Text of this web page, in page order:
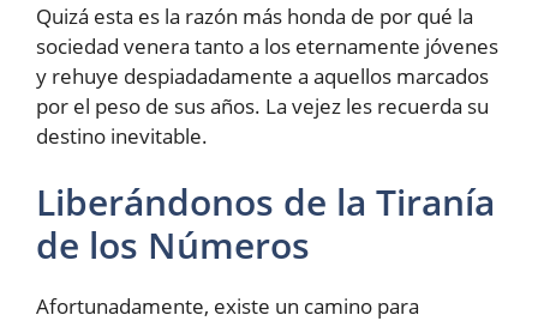
Quizá esta es la razón más honda de por qué la
sociedad venera tanto a los eternamente jóvenes
y rehuye despiadadamente a aquellos marcados
por el peso de sus años. La vejez les recuerda su
destino inevitable.
Liberándonos de la Tiranía
de los Números
Afortunadamente, existe un camino para